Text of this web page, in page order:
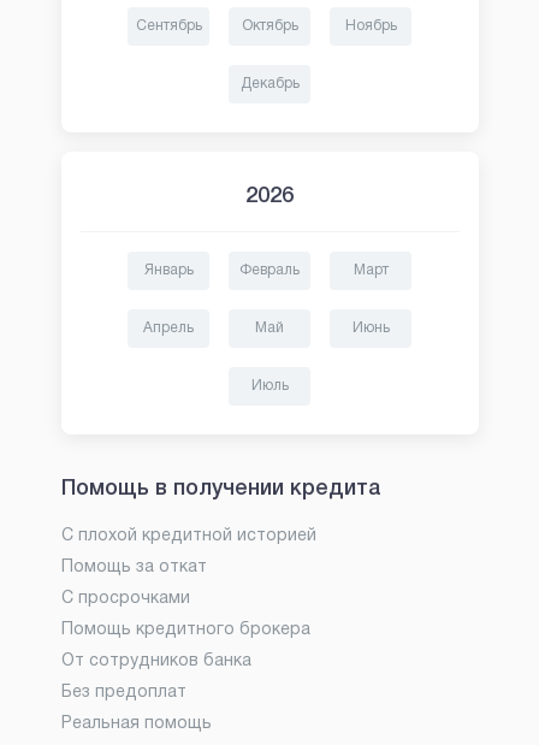
Сентябрь Октябрь Ноябрь
Декабрь
2026
Январь Февраль Март
Апрель Май Июнь
Июль
Помощь в получении кредита
С плохой кредитной историей
Помощь за откат
С просрочками
Помощь кредитного брокера
От сотрудников банка
Без предоплат
Реальная помощь